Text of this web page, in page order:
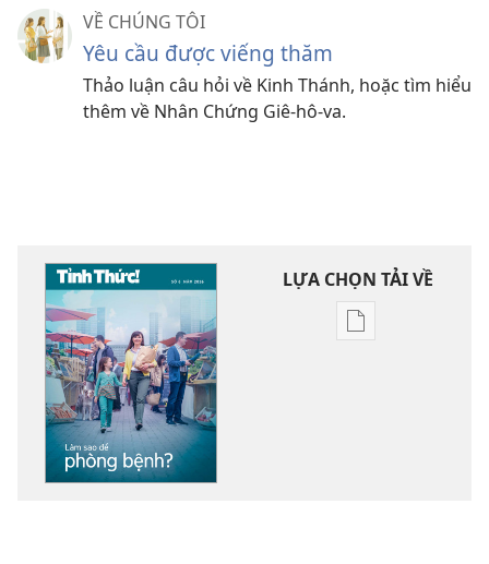
VỀ CHÚNG TÔI
Yêu cầu được viếng thăm
Thảo luận câu hỏi về Kinh Thánh, hoặc tìm hiểu
thêm về Nhân Chứng Giê-hô-va.
LỰA CHỌN TẢI VỀ
Tùy